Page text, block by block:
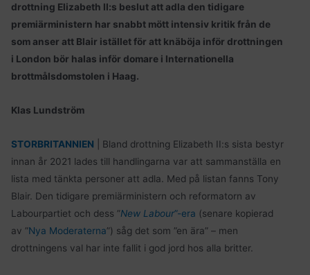
drottning Elizabeth II:s beslut att adla den tidigare
premiärministern har snabbt mött intensiv kritik från de
som anser att Blair istället för att knäböja inför drottningen
i London bör halas inför domare i Internationella
brottmålsdomstolen i Haag.
Klas Lundström
STORBRITANNIEN | Bland drottning Elizabeth II:s sista bestyr
innan år 2021 lades till handlingarna var att sammanställa en
lista med tänkta personer att adla. Med på listan fanns Tony
Blair. Den tidigare premiärministern och reformatorn av
Labourpartiet och dess ”New Labour”-era (senare kopierad
av ”Nya Moderaterna”) såg det som ”en ära” – men
drottningens val har inte fallit i god jord hos alla britter.